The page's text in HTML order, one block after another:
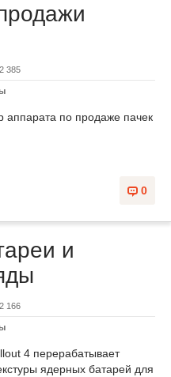
2 385
аппарата по продаже пачек
0
и
2 166
4 перерабатывает
ядерных батарей для